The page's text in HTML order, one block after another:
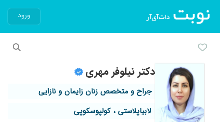
ورود
دکتر نیلوفر مهری
جراح و متخصص زنان زایمان و نازایی
لابیاپلاستی ، کولپوسکوپی